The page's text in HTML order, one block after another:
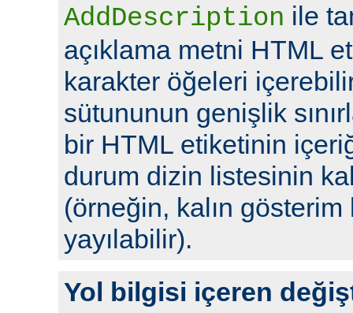
AddDescription ile
açıklama metni HTML
karakter öğeleri
sütununun genişlik
bir HTML etiketinin
durum dizin listesinin
(örneğin, kalın
yayılabilir).
Yol bilgisi içeren